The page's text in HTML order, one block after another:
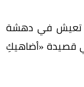
تعيش في دهشة
قصيدة «أضاهيكِ